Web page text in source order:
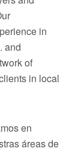
in
and
of
in local
en
áreas de